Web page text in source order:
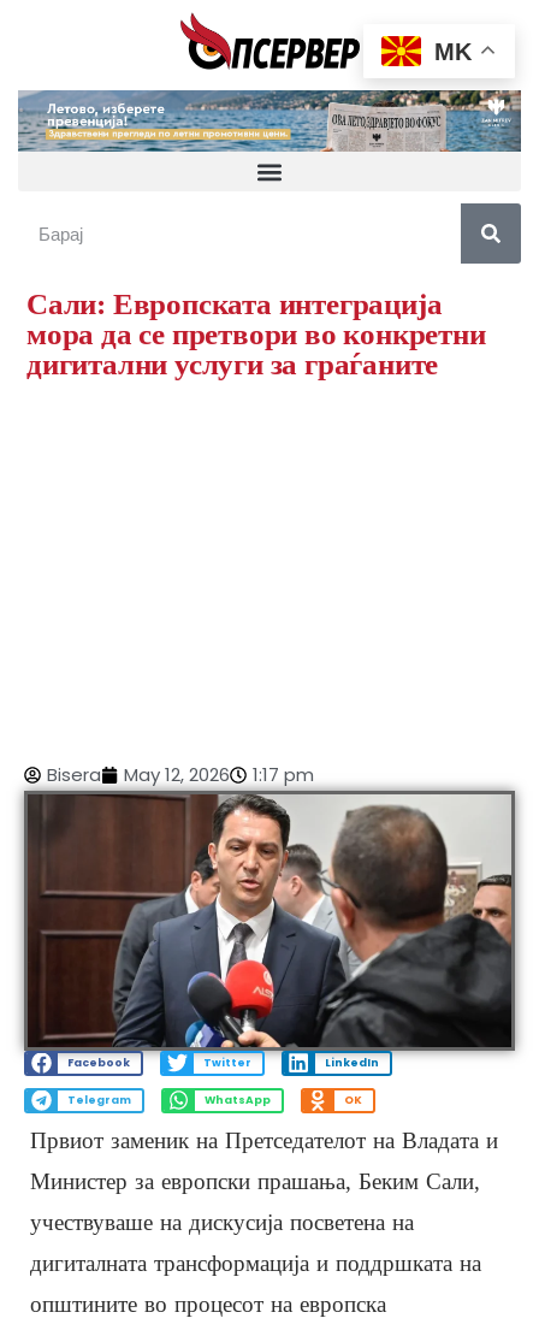
Сали: Европската интеграција
мора да се претвори во конкретни
дигитални услуги за граѓаните
Bisera May 12, 2026 1:17 pm
Facebook Twitter LinkedIn
Telegram WhatsApp OK
Првиот заменик на Претседателот на Владата и
Министер за европски прашања, Беким Сали,
учествуваше на дискусија посветена на
дигиталната трансформација и поддршката на
општините во процесот на европска
MK